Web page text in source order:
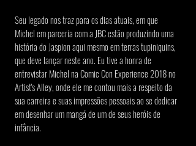
Seu legado nos traz para os dias atuais, em que
Michel em parceria com a JBC estão produzindo uma
história do Jaspion aqui mesmo em terras tupiniquins,
que deve lançar neste ano. Eu tive a honra de
entrevistar Michel na Comic Con Experience 2018 no
Artist's Alley, onde ele me contou mais a respeito da
sua carreira e suas impressões pessoais ao se dedicar
em desenhar um mangá de um de seus heróis de
infância.